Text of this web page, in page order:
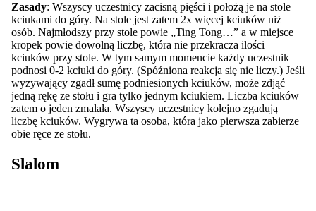
Zasady: Wszyscy uczestnicy zacisną pięści i położą je na stole
kciukami do góry. Na stole jest zatem 2x więcej kciuków niż
osób. Najmłodszy przy stole powie „Ting Tong…” a w miejsce
kropek powie dowolną liczbę, która nie przekracza ilości
kciuków przy stole. W tym samym momencie każdy uczestnik
podnosi 0-2 kciuki do góry. (Spóźniona reakcja się nie liczy.) Jeśli
wyzywający zgadł sumę podniesionych kciuków, może zdjąć
jedną rękę ze stołu i gra tylko jednym kciukiem. Liczba kciuków
zatem o jeden zmalała. Wszyscy uczestnicy kolejno zgadują
liczbę kciuków. Wygrywa ta osoba, która jako pierwsza zabierze
obie ręce ze stołu.
Slalom